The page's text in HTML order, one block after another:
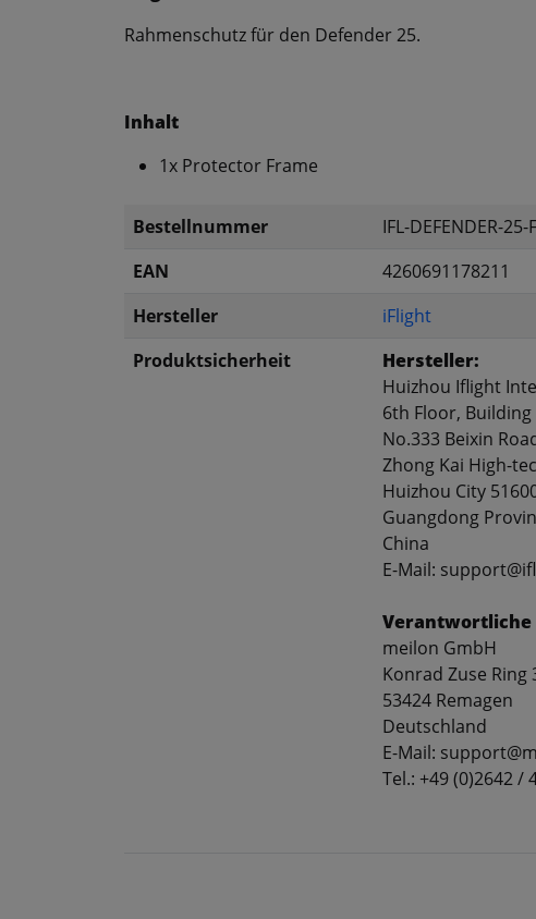
Rahmenschutz für den Defender 25.
Inhalt
1x Protector Frame
Bestellnummer
IFL-DEFENDER-25-
EAN
4260691178211
Hersteller
iFlight
Produktsicherheit
Hersteller:
Huizhou Iflight
6th Floor, Building
No.333 Beixin
Zhong Kai High-
Huizhou City
Guangdong
China
E-Mail:
Verantwortliche
meilon GmbH
Konrad Zuse Ring
53424 Remagen
Deutschland
E-Mail:
Tel.: +49 (0)2642 /